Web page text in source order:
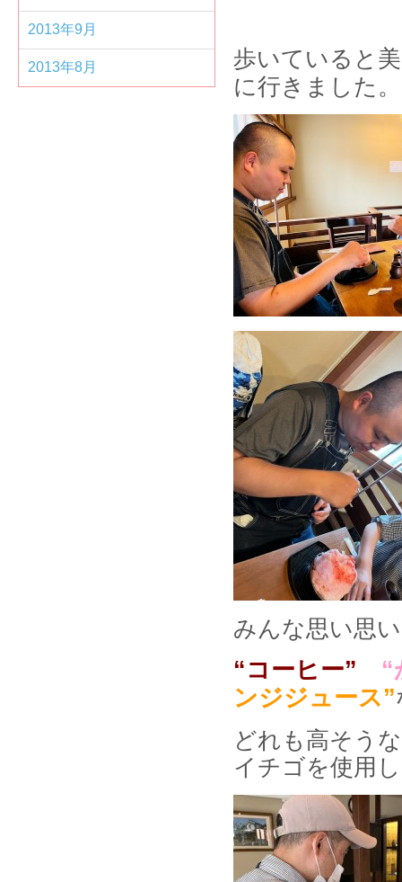
歩いていると
に行きました。
みんな思い思
“コーヒー”
“
ンジジュース”
どれも高そう
イチゴを使用
2013年9月
2013年8月